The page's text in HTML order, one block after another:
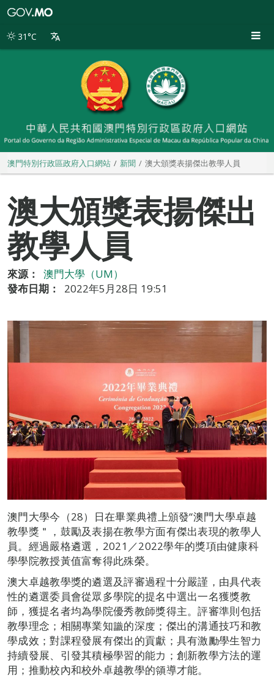
別
31°C
澳門特別行政區政府入口網站 新聞 澳大頒獎表揚傑出教學人員
澳大頒獎表揚傑出
教學人員
來源：
澳門大學（UM）
發布日期：
2022年5月28日 19:51
澳門大學今（28）日在畢業典禮上頒發“澳門大學卓越
教學獎＂，鼓勵及表揚在教學方面有傑出表現的教學人
員。經過嚴格遴選，2021／2022學年的獎項由健康科
學學院教授黃值富奪得此殊榮。
澳大卓越教學獎的遴選及評審過程十分嚴謹，由具代表
性的遴選委員會從眾多學院的提名中選出一名獲獎教
師，獲提名者均為學院優秀教師獎得主。評審準則包括
教學理念；相關專業知識的深度；傑出的溝通技巧和教
學成效；對課程發展有傑出的貢獻；具有激勵學生智力
持續發展、引發其積極學習的能力；創新教學方法的運
用；推動校內和校外卓越教學的領導才能。